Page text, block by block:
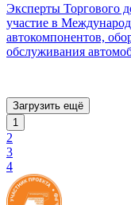
Эксперты Торгового
участие в
автокомпонентов,
обслуживания
Загрузить ещё
1
2
3
4